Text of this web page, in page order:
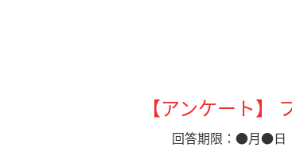
【アンケート】
回答期限：●月●日